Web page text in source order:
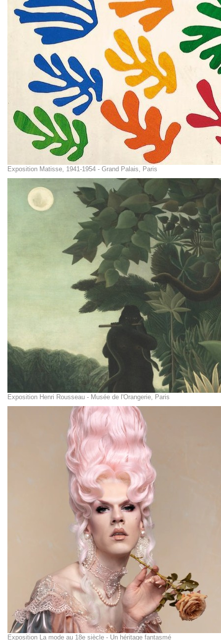
Exposition Matisse, 1941-1954 - Grand Palais, Paris
Exposition Henri Rousseau - Musée de l'Orangerie, Paris
Exposition La mode au 18e siècle - Un héritage fantasmé